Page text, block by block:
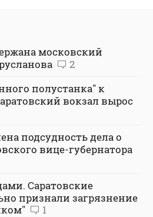
московский
2
полустанка" к
вокзал вырос
подсудность дела о
вице-губернатора
Саратовские
признали загрязнение
1